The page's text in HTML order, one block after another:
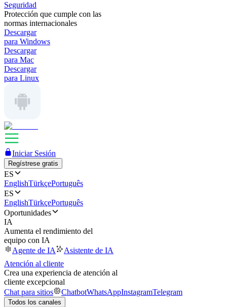
Seguridad
Protección que cumple con las
normas internacionales
Descargar
para Windows
Descargar
para Mac
Descargar
para Linux
Iniciar Sesión
Regístrese gratis
ES
EnglishTürkçePortuguês
ES
EnglishTürkçePortuguês
Oportunidades
IA
Aumenta el rendimiento del
equipo con IA
Agente de IA
Asistente de IA
Atención al cliente
Crea una experiencia de atención al
cliente excepcional
Chat para sitios
ChatbotWhatsAppInstagramTelegram
Todos los canales